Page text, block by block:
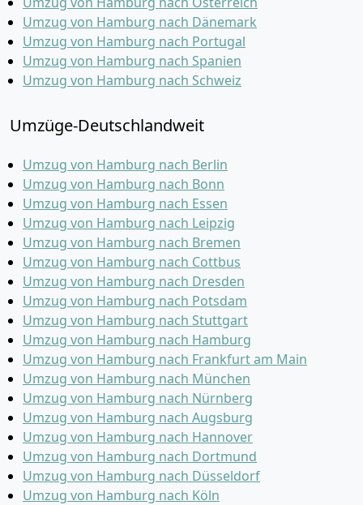
Umzug von Hamburg nach Dänemark
Umzug von Hamburg nach Portugal
Umzug von Hamburg nach Spanien
Umzug von Hamburg nach Schweiz
Umzüge-Deutschlandweit
Umzug von Hamburg nach Berlin
Umzug von Hamburg nach Bonn
Umzug von Hamburg nach Essen
Umzug von Hamburg nach Leipzig
Umzug von Hamburg nach Bremen
Umzug von Hamburg nach Cottbus
Umzug von Hamburg nach Dresden
Umzug von Hamburg nach Potsdam
Umzug von Hamburg nach Stuttgart
Umzug von Hamburg nach Hamburg
Umzug von Hamburg nach Frankfurt am Main
Umzug von Hamburg nach München
Umzug von Hamburg nach Nürnberg
Umzug von Hamburg nach Augsburg
Umzug von Hamburg nach Hannover
Umzug von Hamburg nach Dortmund
Umzug von Hamburg nach Düsseldorf
Umzug von Hamburg nach Köln